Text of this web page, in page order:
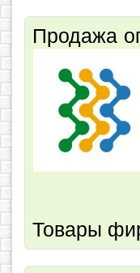
Продажа
Товары